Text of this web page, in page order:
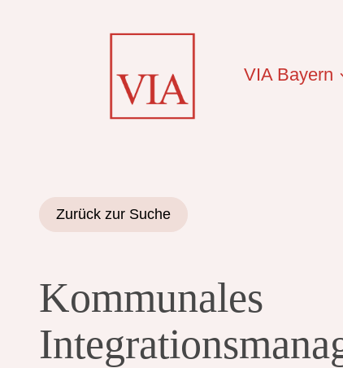
VIA Bayern
Zurück zur Suche
Kommunales